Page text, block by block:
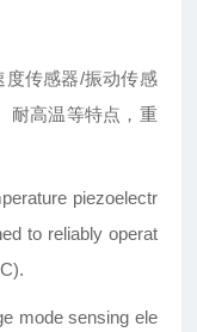
度传感器/振动传感
耐高温等特点，重
piezoelectr
to reliably operat
mode sensing ele